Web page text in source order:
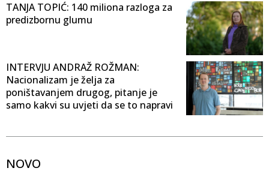
TANJA TOPIĆ: 140 miliona razloga za
predizbornu glumu
INTERVJU ANDRAŽ ROŽMAN:
Nacionalizam je želja za
poništavanjem drugog, pitanje je
samo kakvi su uvjeti da se to napravi
NOVO